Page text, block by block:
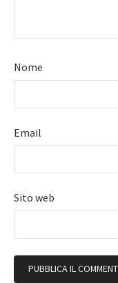
Nome
Email
Sito web